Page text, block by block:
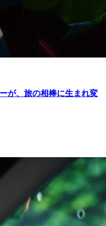
が、旅の相棒に生まれ変